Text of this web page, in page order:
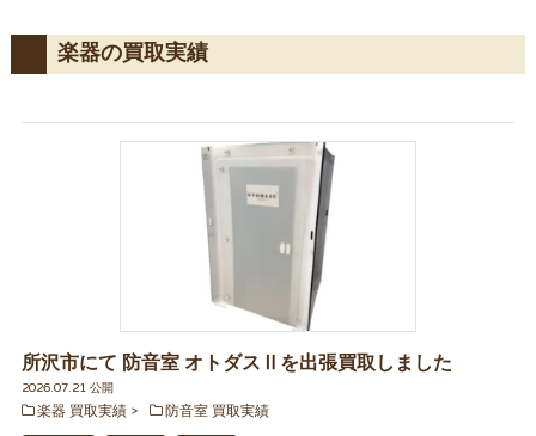
楽器の買取実績
所沢市にて 防音室 オトダスⅡを出張買取しました
2026.07.21 公開
楽器 買取実績
防音室 買取実績